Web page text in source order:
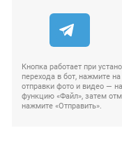
Кнопка работает при
перехода в бот, нажмите
отправки фото и видео —
функцию «Файл», затем
нажмите «Отправить».